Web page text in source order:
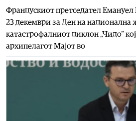
Францускиот претседател
23 декември за Ден на национална
катастрофалниот циклон „Чидо“
архипелагот Мајот во